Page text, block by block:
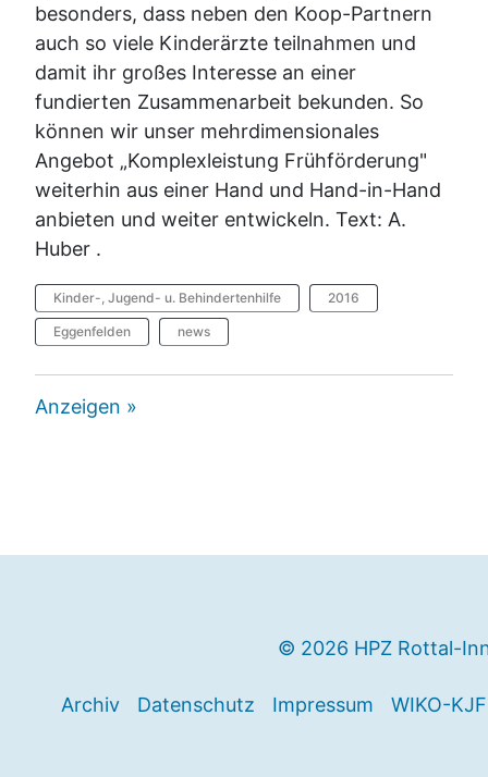
besonders, dass neben den Koop-Partnern
auch so viele Kinderärzte teilnahmen und
damit ihr großes Interesse an einer
fundierten Zusammenarbeit bekunden. So
können wir unser mehrdimensionales
Angebot „Komplexleistung Frühförderung"
weiterhin aus einer Hand und Hand-in-Hand
anbieten und weiter entwickeln. Text: A.
Huber .
Kinder-, Jugend- u. Behindertenhilfe 2016
Eggenfelden news
Anzeigen »
© 2026 HPZ Rottal-
Archiv Datenschutz Impressum WIKO-KJF